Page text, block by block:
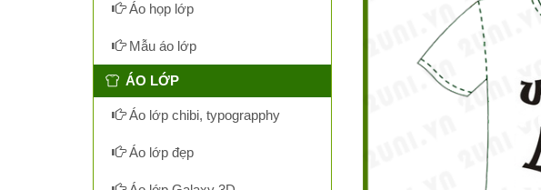
Áo họp lớp
Mẫu áo lớp
ÁO LỚP
Áo lớp chibi, typograpphy
Áo lớp đẹp